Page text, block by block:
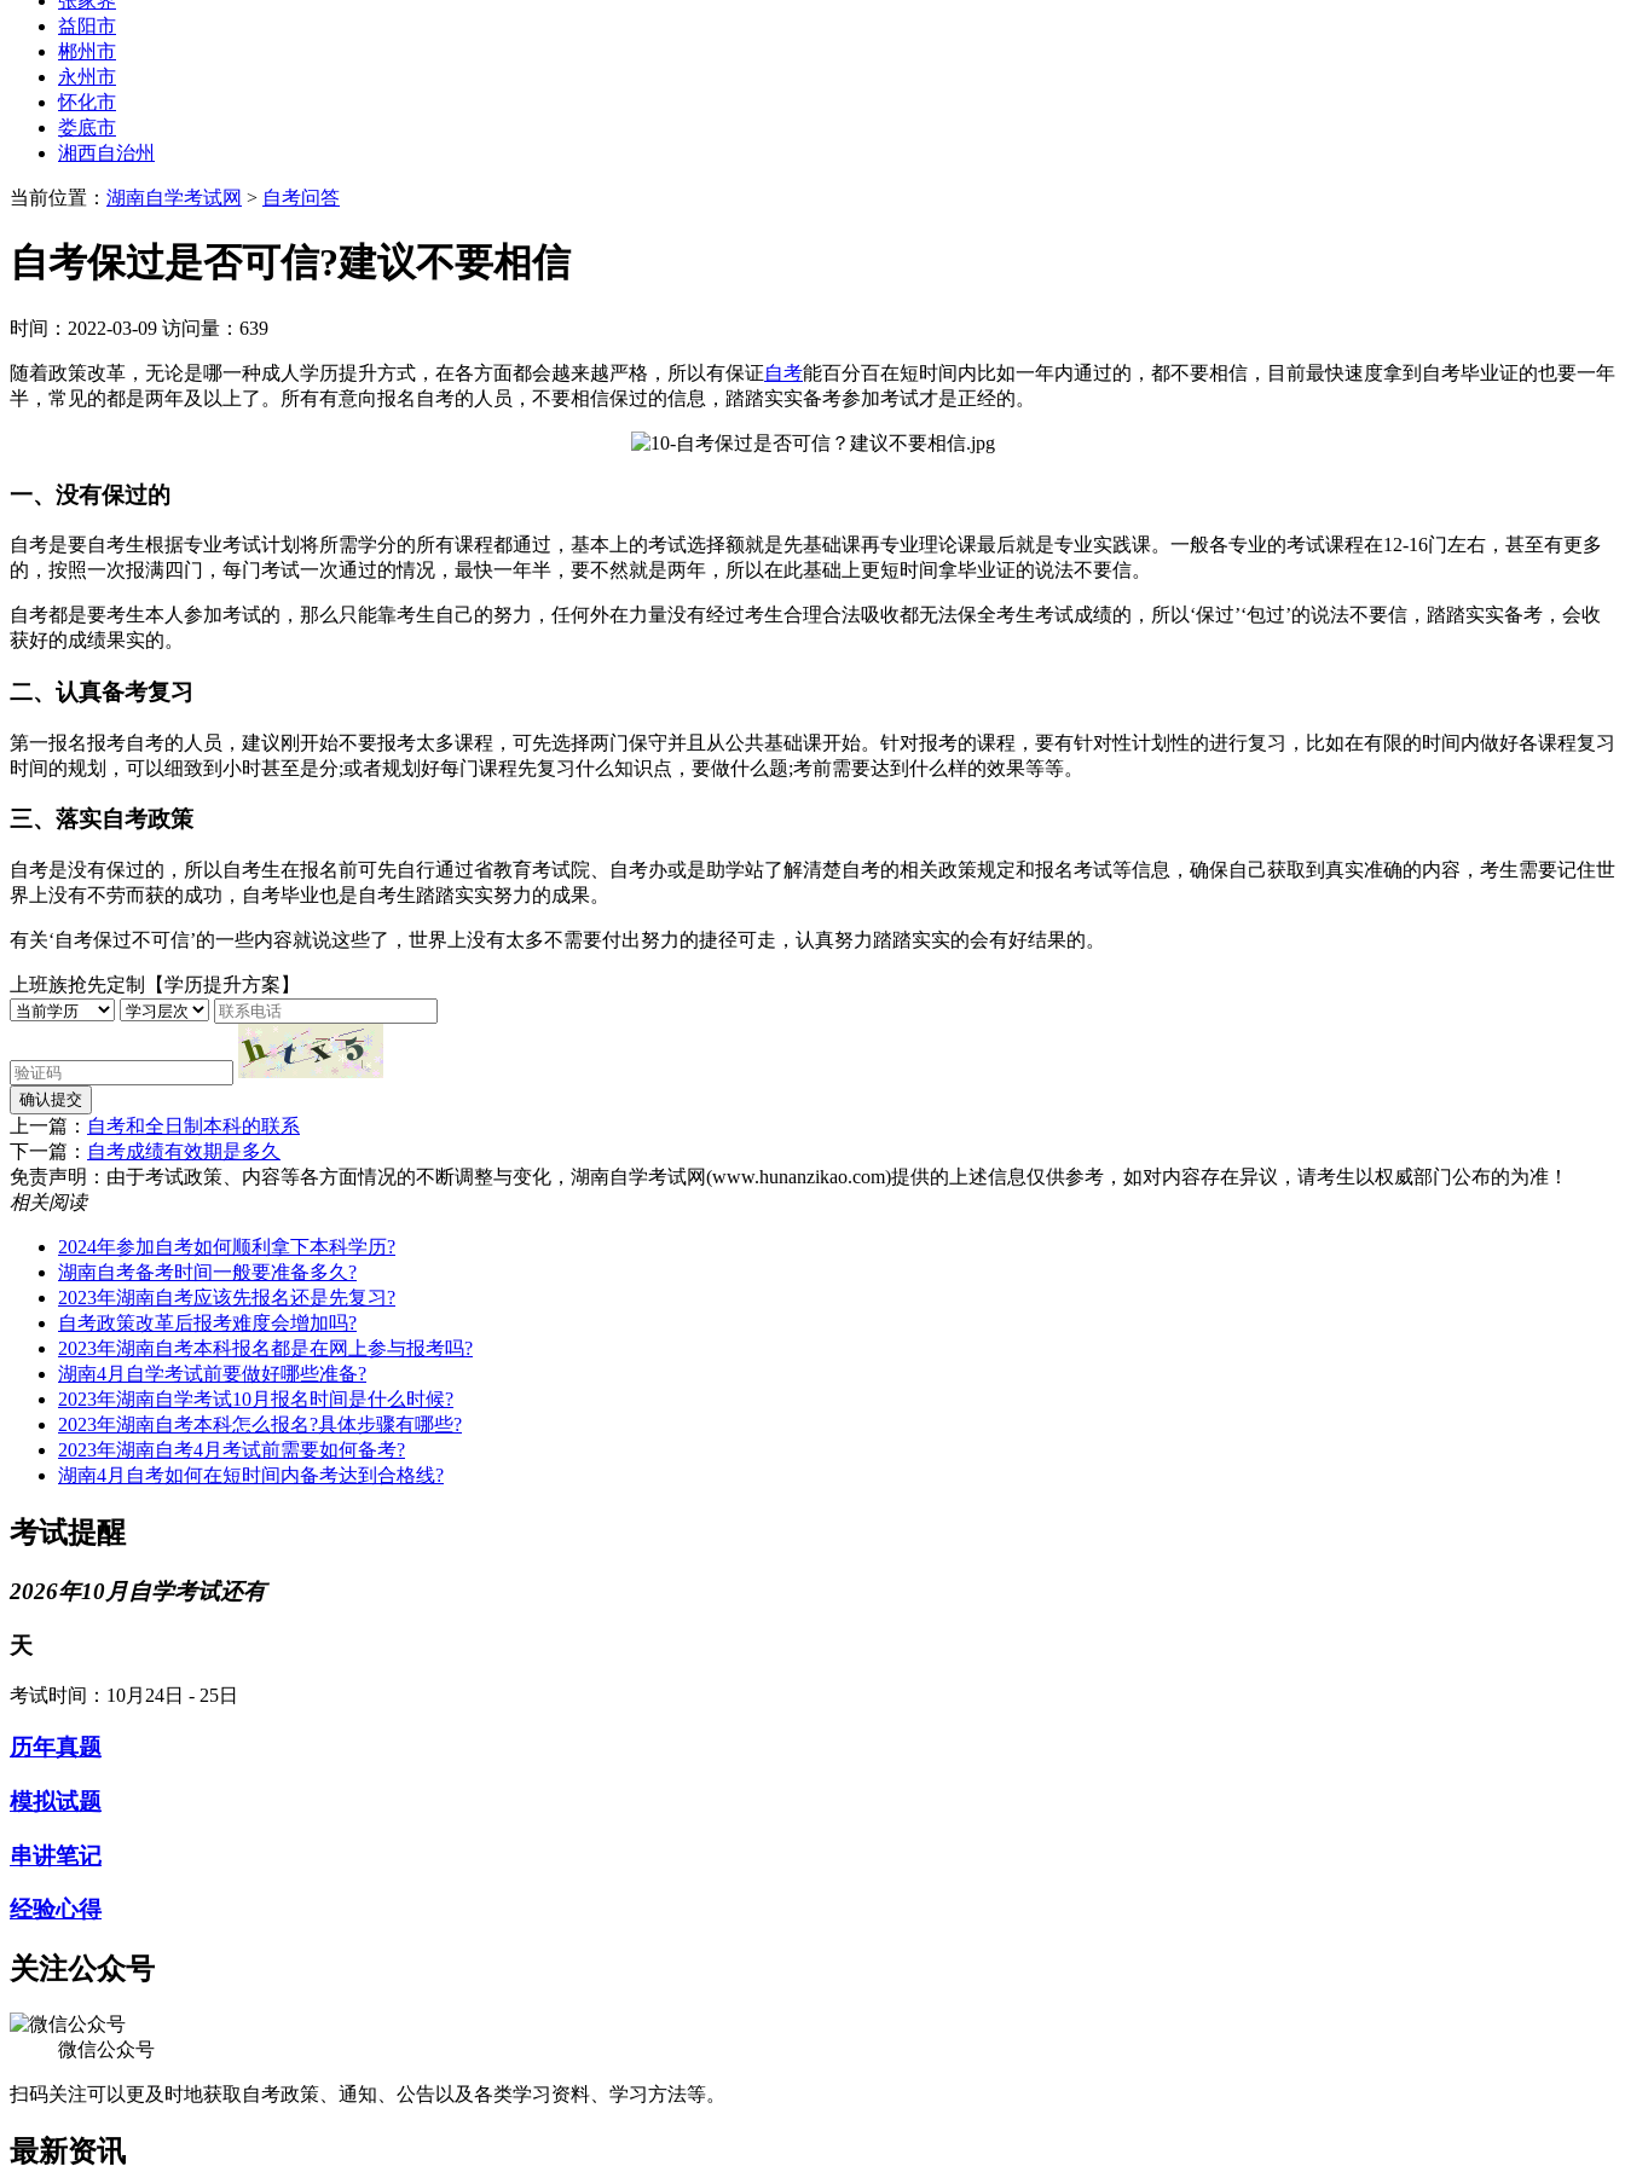
益阳市
郴州市
永州市
怀化市
娄底市
湘西自治州
当前位置： 湖南自学考试网 > 自考问答
自考保过是否可信?建议不要相信
时间：2022-03-09 访问量：639
随着政策改革，无论是哪一种成人学历提升方式，在各方面都会越来越严格，所以有保证自考能百分百在短时间内比如一年内通过的，都不要相信，目前最快速度拿到自考毕业证的也要一年
半，常见的都是两年及以上了。所有有意向报名自考的人员，不要相信保过的信息，踏踏实实备考参加考试才是正经的。
一、没有保过的
自考是要自考生根据专业考试计划将所需学分的所有课程都通过，基本上的考试选择额就是先基础课再专业理论课最后就是专业实践课。一般各专业的考试课程在12-16门左右，甚至有更多
的，按照一次报满四门，每门考试一次通过的情况，最快一年半，要不然就是两年，所以在此基础上更短时间拿毕业证的说法不要信。
自考都是要考生本人参加考试的，那么只能靠考生自己的努力，任何外在力量没有经过考生合理合法吸收都无法保全考生考试成绩的，所以‘保过’‘包过’的说法不要信，踏踏实实备考，会收
获好的成绩果实的。
二、认真备考复习
第一报名报考自考的人员，建议刚开始不要报考太多课程，可先选择两门保守并且从公共基础课开始。针对报考的课程，要有针对性计划性的进行复习，比如在有限的时间内做好各课程复习
时间的规划，可以细致到小时甚至是分;或者规划好每门课程先复习什么知识点，要做什么题;考前需要达到什么样的效果等等。
三、落实自考政策
自考是没有保过的，所以自考生在报名前可先自行通过省教育考试院、自考办或是助学站了解清楚自考的相关政策规定和报名考试等信息，确保自己获取到真实准确的内容，考生需要记住世
界上没有不劳而获的成功，自考毕业也是自考生踏踏实实努力的成果。
有关‘自考保过不可信’的一些内容就说这些了，世界上没有太多不需要付出努力的捷径可走，认真努力踏踏实实的会有好结果的。
上班族抢先定制【学历提升方案】
确认提交
上一篇： 自考和全日制本科的联系
下一篇： 自考成绩有效期是多久
免责声明：由于考试政策、内容等各方面情况的不断调整与变化，湖南自学考试网(www.hunanzikao.com)提供的上述信息仅供参考，如对内容存在异议，请考生以权威部门公布的为准！
相关阅读
2024年参加自考如何顺利拿下本科学历?
湖南自考备考时间一般要准备多久?
2023年湖南自考应该先报名还是先复习?
自考政策改革后报考难度会增加吗?
2023年湖南自考本科报名都是在网上参与报考吗?
湖南4月自学考试前要做好哪些准备?
2023年湖南自学考试10月报名时间是什么时候?
2023年湖南自考本科怎么报名?具体步骤有哪些?
2023年湖南自考4月考试前需要如何备考?
湖南4月自考如何在短时间内备考达到合格线?
考试提醒
2026年10月自学考试还有
天
考试时间：10月24日 - 25日
历年真题
模拟试题
串讲笔记
经验心得
关注公众号
微信公众号
扫码关注可以更及时地获取自考政策、通知、公告以及各类学习资料、学习方法等。
最新资讯